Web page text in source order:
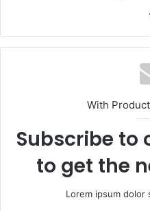
With
Subscribe to
to get the
Lorem ipsum